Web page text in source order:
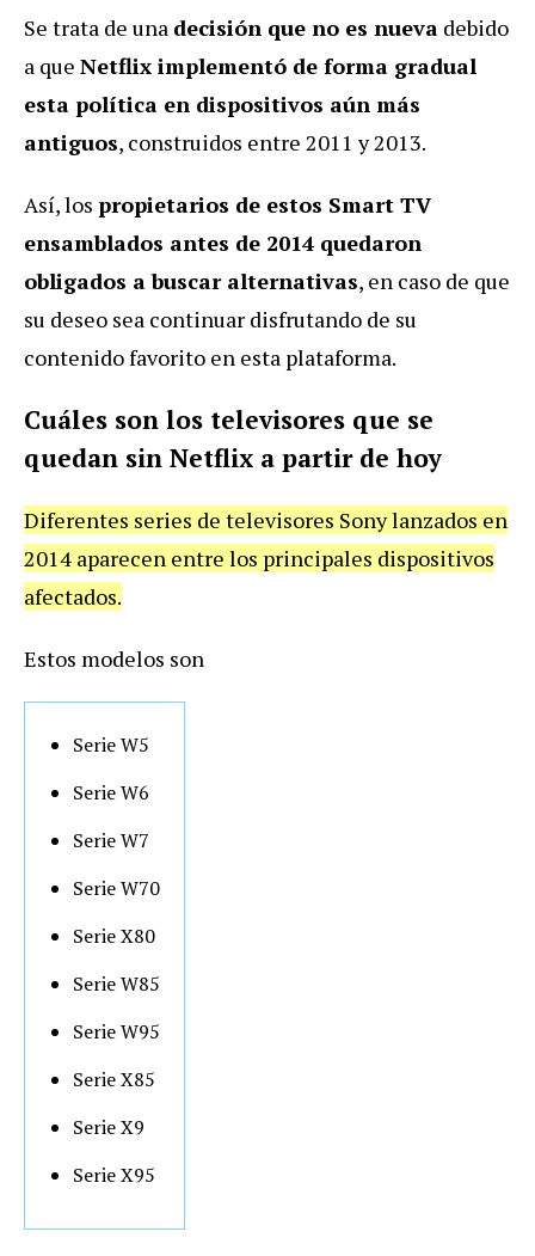
Se trata de una decisión que no es nueva debido
a que Netflix implementó de forma gradual
esta política en dispositivos aún más
antiguos, construidos entre 2011 y 2013.
Así,los propietarios de estos Smart TV
ensamblados antes de 2014 quedaron
obligados a buscar alternativas, en caso de que
su deseo sea continuar disfrutando de su
contenido favorito en esta plataforma.
Cuáles son los televisores que se
quedan sin Netflix a partir de hoy
Diferentes series de televisores Sony lanzados en
2014 aparecen entre los principales dispositivos
afectados.
Estos modelos son
Serie W5
Serie W6
Serie W7
Serie W70
Serie X80
Serie W85
Serie W95
Serie X85
Serie X9
Serie X95